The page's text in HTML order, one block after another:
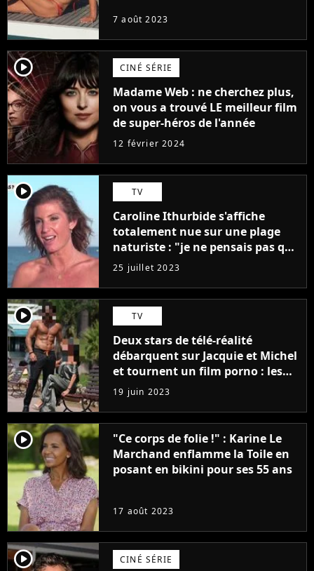
7 août 2023
player2 CINÉ SÉRIE
Madame Web : ne cherchez plus,
on vous a trouvé LE meilleur film
de super-héros de l'année
12 février 2024
player2 TV
Caroline Ithurbide s'affiche
totalement nue sur une plage
naturiste : "je ne pensais pas que
j'arriverais à le faire..."
25 juillet 2023
player2 TV
Deux stars de télé-réalité
débarquent sur Jacquie et Michel
et tournent un film porno : les
premières images du tournage
(exclu)
19 juin 2023
player2
"Ce corps de folie !" : Karine Le
Marchand enflamme la Toile en
posant en bikini pour ses 55 ans
17 août 2023
player2 CINÉ SÉRIE